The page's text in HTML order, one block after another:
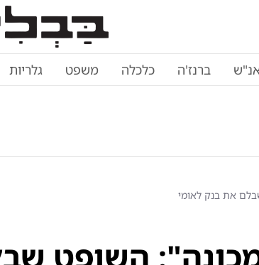
ברנז'ה כלכלה משפט גלריות
את בנק לאומי